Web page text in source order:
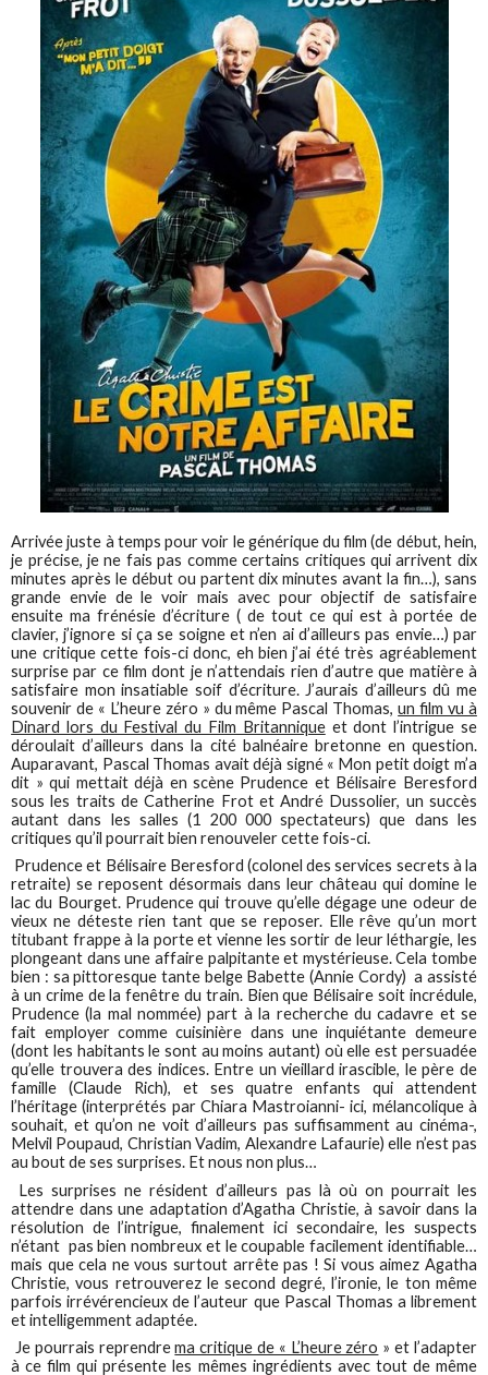
Arrivée juste à temps pour voir le générique du film (de début, hein,
je précise, je ne fais pas comme certains critiques qui arrivent dix
minutes après le début ou partent dix minutes avant la fin…), sans
grande envie de le voir mais avec pour objectif de satisfaire
ensuite ma frénésie d’écriture ( de tout ce qui est à portée de
clavier, j’ignore si ça se soigne et n’en ai d’ailleurs pas envie…) par
une critique cette fois-ci donc, eh bien j’ai été très agréablement
surprise par ce film dont je n’attendais rien d’autre que matière à
satisfaire mon insatiable soif d’écriture. J’aurais d’ailleurs dû me
souvenir de « L’heure zéro » du même Pascal Thomas,un film vu à
Dinard lors du Festival du Film Britanniqueet dont l’intrigue se
déroulait d’ailleurs dans la cité balnéaire bretonne en question.
Auparavant, Pascal Thomas avait déjà signé « Mon petit doigt m’a
dit » qui mettait déjà en scène Prudence et Bélisaire Beresford
sous les traits de Catherine Frot et André Dussolier, un succès
autant dans les salles (1 200 000 spectateurs) que dans les
critiques qu’il pourrait bien renouveler cette fois-ci.
Prudence et Bélisaire Beresford (colonel des services secrets à la
retraite) se reposent désormais dans leur château qui domine le
lac du Bourget. Prudence qui trouve qu’elle dégage une odeur de
vieux ne déteste rien tant que se reposer. Elle rêve qu’un mort
titubant frappe à la porte et vienne les sortir de leur léthargie, les
plongeant dans une affaire palpitante et mystérieuse. Cela tombe
bien : sa pittoresque tante belge Babette (Annie Cordy) a assisté
à un crime de la fenêtre du train. Bien que Bélisaire soit incrédule,
Prudence (la mal nommée) part à la recherche du cadavre et se
fait employer comme cuisinière dans une inquiétante demeure
(dont les habitants le sont au moins autant) où elle est persuadée
qu’elle trouvera des indices. Entre un vieillard irascible, le père de
famille (Claude Rich), et ses quatre enfants qui attendent
l’héritage (interprétés par Chiara Mastroianni- ici, mélancolique à
souhait, et qu’on ne voit d’ailleurs pas suffisamment au cinéma-,
Melvil Poupaud, Christian Vadim, Alexandre Lafaurie) elle n’est pas
au bout de ses surprises. Et nous non plus…
Les surprises ne résident d’ailleurs pas là où on pourrait les
attendre dans une adaptation d’Agatha Christie, à savoir dans la
résolution de l’intrigue, finalement ici secondaire, les suspects
n’étant pas bien nombreux et le coupable facilement identifiable…
mais que cela ne vous surtout arrête pas ! Si vous aimez Agatha
Christie, vous retrouverez le second degré, l’ironie, le ton même
parfois irrévérencieux de l’auteur que Pascal Thomas a librement
et intelligemment adaptée.
Je pourrais reprendrema critique de « L’heure zéro » et l’adapter
à ce film qui présente les mêmes ingrédients avec tout de même